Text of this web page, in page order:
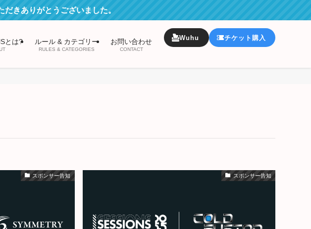
きありがとうございました。
とは? ルール & カテゴリー
RULES & CATEGORIES
お問い合わせ
CONTACT
Wuhu チケット購入
スポンサー告知 スポンサー告知